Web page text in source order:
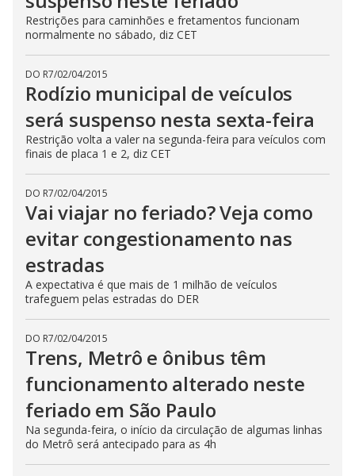
Restrições para caminhões e fretamentos funcionam
normalmente no sábado, diz CET
DO R7/02/04/2015
Rodízio municipal de veículos
será suspenso nesta sexta-feira
Restrição volta a valer na segunda-feira para veículos com
finais de placa 1 e 2, diz CET
DO R7/02/04/2015
Vai viajar no feriado? Veja como
evitar congestionamento nas
estradas
A expectativa é que mais de 1 milhão de veículos
trafeguem pelas estradas do DER
DO R7/02/04/2015
Trens, Metrô e ônibus têm
funcionamento alterado neste
feriado em São Paulo
Na segunda-feira, o início da circulação de algumas linhas
do Metrô será antecipado para as 4h